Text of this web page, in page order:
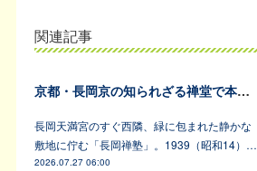
関連記事
京都・長岡京の知られざる禅堂で本格的な坐禅体験
長岡天満宮のすぐ西隣、緑に包まれた静かな
敷地に佇む「長岡禅塾」。1939（昭和14）…
2026.07.27 06:00